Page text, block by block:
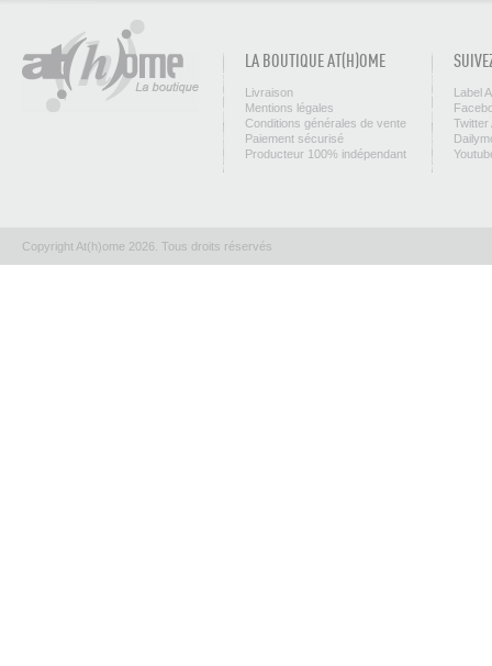
LA BOUTIQUE AT(H)OME
Livraison
Mentions légales
Conditions générales de vente
Paiement sécurisé
Producteur 100% indépendant
Label
Twitter
Copyright At(h)ome 2026. Tous droits réservés